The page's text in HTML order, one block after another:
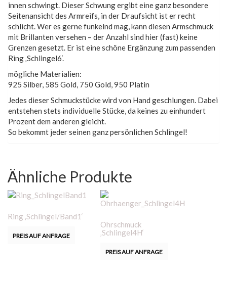
innen schwingt. Dieser Schwung ergibt eine ganz besondere
Seitenansicht des Armreifs, in der Draufsicht ist er recht
schlicht. Wer es gerne funkelnd mag, kann diesen Armschmuck
mit Brillanten versehen – der Anzahl sind hier (fast) keine
Grenzen gesetzt. Er ist eine schöne Ergänzung zum passenden
Ring ‚Schlingel6‘.
mögliche Materialien:
925 Silber, 585 Gold, 750 Gold, 950 Platin
Jedes dieser Schmuckstücke wird von Hand geschlungen. Dabei
entstehen stets individuelle Stücke, da keines zu einhundert
Prozent dem anderen gleicht.
So bekommt jeder seinen ganz persönlichen Schlingel!
Ähnliche Produkte
Ring ‚Schlingel/Band1‘
PREIS AUF ANFRAGE
Ohrschmuck
‚Schlingel4H‘
PREIS AUF ANFRAGE